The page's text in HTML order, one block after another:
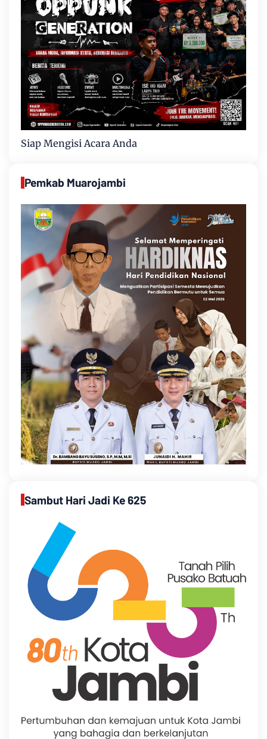
Siap Mengisi Acara Anda
Pemkab Muarojambi
Sambut Hari Jadi Ke 625